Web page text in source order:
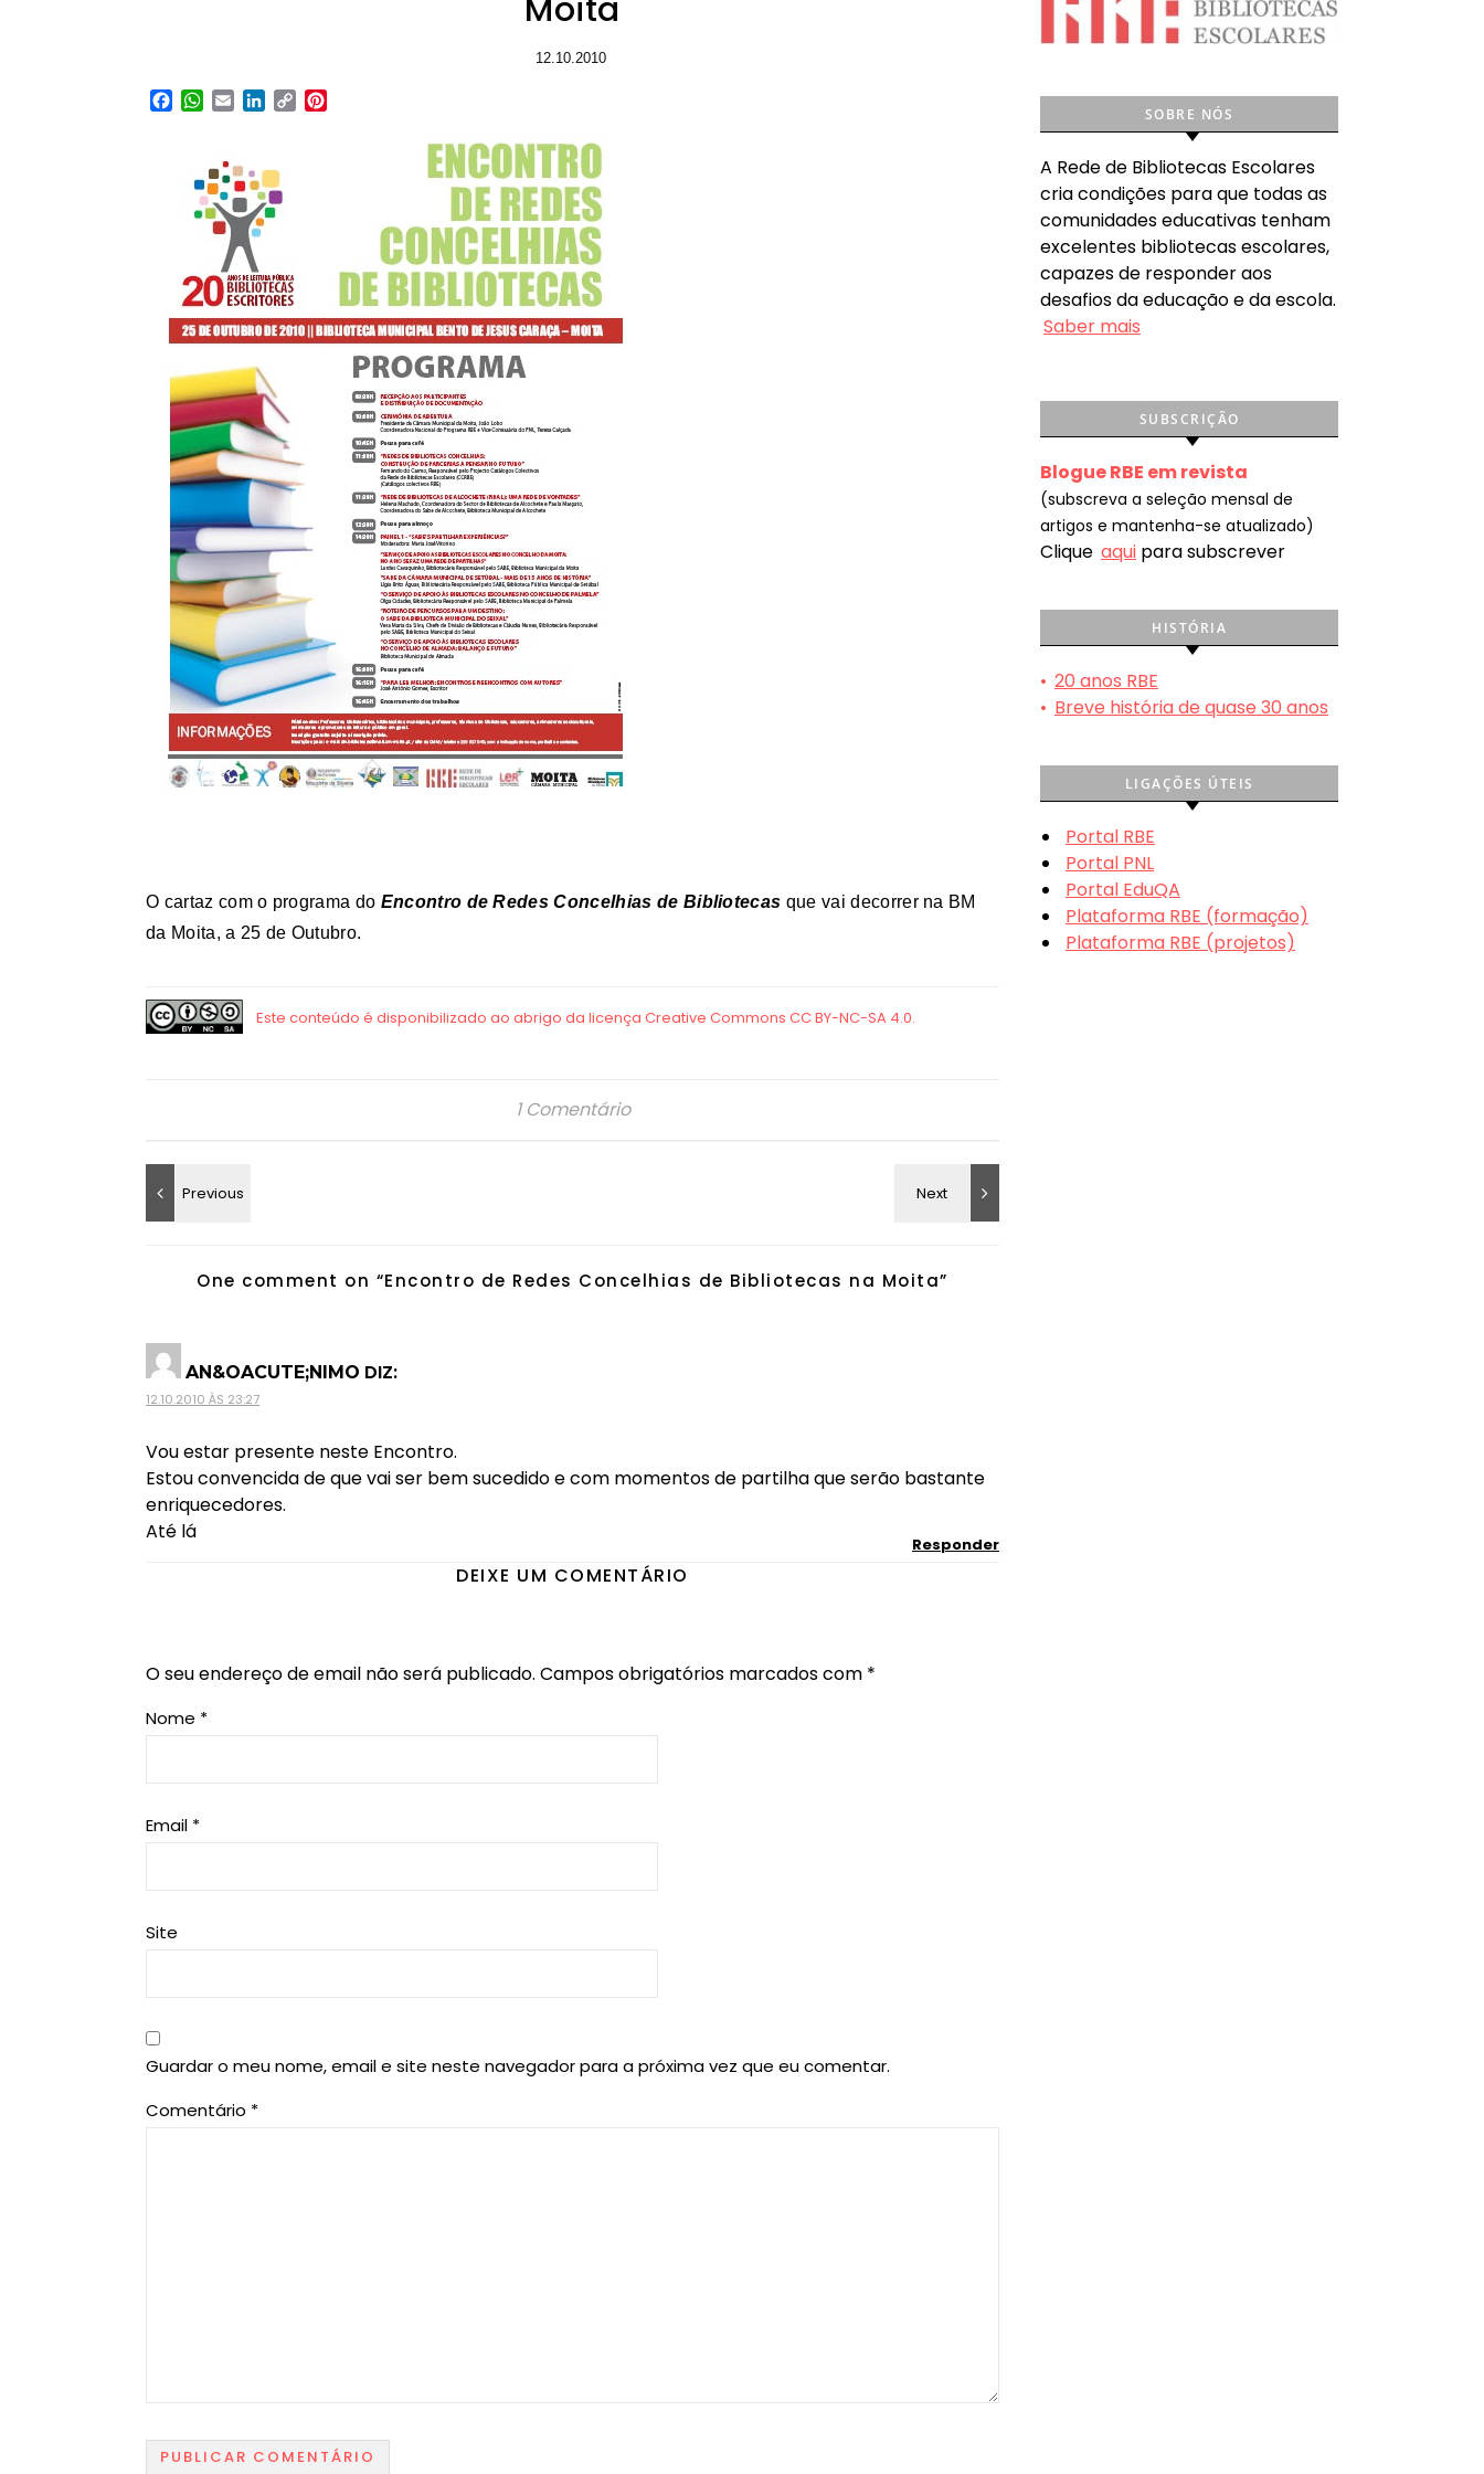
Moita
12.10.2010
Facebook
WhatsApp
EmailLinkedIn
Copy
O cartaz com o programa do Encontro de Redes Concelhias de Bibliotecas que vai decorrer na BM
da Moita, a 25 de Outubro.
1 Comentário
One comment on “Encontro de Redes Concelhias de Bibliotecas na Moita”
AN&OACUTE;NIMO DIZ:
12.10.2010 ÀS 23:27
Vou estar presente neste Encontro.
Estou convencida de que vai ser bem sucedido e com momentos de partilha que serão bastante
enriquecedores.
Até lá
Responder
DEIXE UM COMENTÁRIO
O seu endereço de email não será publicado. Campos obrigatórios marcados com *
Nome *
Email *
Site
Guardar o meu nome, email e site neste navegador para a próxima vez que eu comentar.
Comentário *
SOBRE NÓS
A Rede de Bibliotecas Escolares
cria condições para que todas as
comunidades educativas tenham
excelentes bibliotecas escolares,
capazes de responder aos
desafios da educação e da escola.
Saber mais
SUBSCRIÇÃO
Blogue RBE em revista
(subscreva a seleção mensal de
artigos e mantenha-se atualizado)
Clique aqui para subscrever
HISTÓRIA
• 20 anos RBE
• Breve história de quase 30 anos
LIGAÇÕES ÚTEIS
Portal RBE
Portal PNL
Portal EduQA
Plataforma RBE (formação)
Plataforma RBE (projetos)